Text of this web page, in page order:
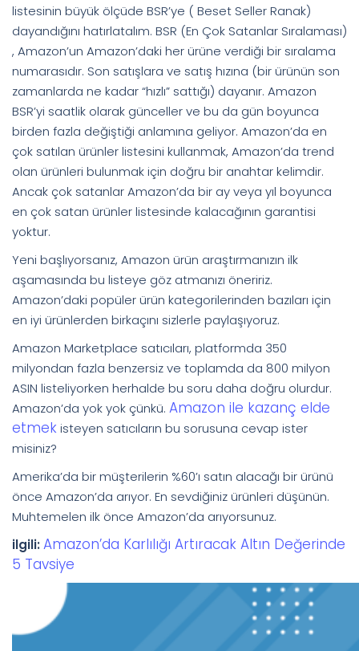
listesinin büyük ölçüde BSR’ye ( Beset Seller Ranak)
dayandığını hatırlatalım. BSR (En Çok Satanlar Sıralaması)
, Amazon’un Amazon’daki her ürüne verdiği bir sıralama
numarasıdır. Son satışlara ve satış hızına (bir ürünün son
zamanlarda ne kadar “hızlı” sattığı) dayanır. Amazon
BSR’yi saatlik olarak günceller ve bu da gün boyunca
birden fazla değiştiği anlamına geliyor. Amazon’da en
çok satılan ürünler listesini kullanmak, Amazon’da trend
olan ürünleri bulunmak için doğru bir anahtar kelimdir.
Ancak çok satanlar Amazon’da bir ay veya yıl boyunca
en çok satan ürünler listesinde kalacağının garantisi
yoktur.
Yeni başlıyorsanız, Amazon ürün araştırmanızın ilk
aşamasında bu listeye göz atmanızı öneririz.
Amazon’daki popüler ürün kategorilerinden bazıları için
en iyi ürünlerden birkaçını sizlerle paylaşıyoruz.
Amazon Marketplace satıcıları, platformda 350
milyondan fazla benzersiz ve toplamda da 800 milyon
ASIN listeliyorken herhalde bu soru daha doğru olurdur.
Amazon’da yok yok çünkü. Amazon ile kazanç elde
etmek isteyen satıcıların bu sorusuna cevap ister
misiniz?
Amerika’da bir müşterilerin %60’ı satın alacağı bir ürünü
önce Amazon’da arıyor. En sevdiğiniz ürünleri düşünün.
Muhtemelen ilk önce Amazon’da arıyorsunuz.
ilgili: Amazon’da Karlılığı Artıracak Altın Değerinde
5 Tavsiye